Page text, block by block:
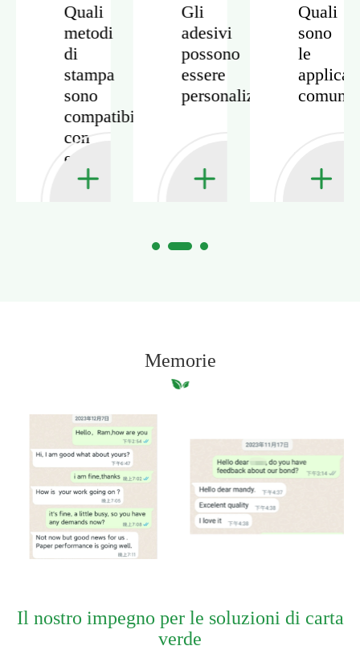
Quali
metodi
di
stampa
sono
compatibili
con
esso?
Gli
adesivi
possono
essere
personalizzati?
Quali
sono
le
comuni?
Memorie
Il nostro impegno per le soluzioni di carta
verde